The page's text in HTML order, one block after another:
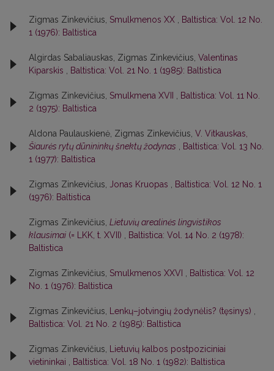
Zigmas Zinkevičius, Smulkmenos XX
Baltistica: Vol. 12 No.
1 (1976): Baltistica
Algirdas Sabaliauskas, Zigmas Zinkevičius, Valentinas
Kiparskis
Baltistica: Vol. 21 No. 1 (1985): Baltistica
Zigmas Zinkevičius, Smulkmena XVII
Baltistica: Vol. 11 No.
2 (1975): Baltistica
Aldona Paulauskienė, Zigmas Zinkevičius, V. Vitkauskas,
Šiaurės rytų dūnininkų šnektų žodynas
Baltistica: Vol. 13 No.
1 (1977): Baltistica
Zigmas Zinkevičius, Jonas Kruopas
Baltistica: Vol. 12 No. 1
(1976): Baltistica
Zigmas Zinkevičius, Lietuvių arealinės lingvistikos
klausimai (= LKK, t. XVII)
Baltistica: Vol. 14 No. 2 (1978):
Baltistica
Zigmas Zinkevičius, Smulkmenos XXVI
Baltistica: Vol. 12
No. 1 (1976): Baltistica
Zigmas Zinkevičius, Lenkų–jotvingių žodynėlis? (tęsinys)
Baltistica: Vol. 21 No. 2 (1985): Baltistica
Zigmas Zinkevičius,
Lietuvių kalbos postpoziciniai
vietininkai
Baltistica: Vol. 18 No. 1 (1982): Baltistica